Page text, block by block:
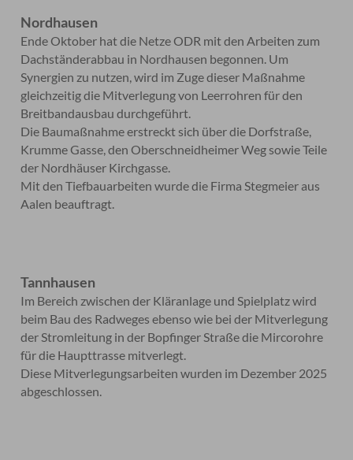
Nordhausen
Ende Oktober hat die Netze ODR mit den Arbeiten zum
Dachständerabbau in Nordhausen begonnen. Um
Synergien zu nutzen, wird im Zuge dieser Maßnahme
gleichzeitig die Mitverlegung von Leerrohren für den
Breitbandausbau durchgeführt.
Die Baumaßnahme erstreckt sich über die Dorfstraße,
Krumme Gasse, den Oberschneidheimer Weg sowie Teile
der Nordhäuser Kirchgasse.
Mit den Tiefbauarbeiten wurde die Firma Stegmeier aus
Aalen beauftragt.
Tannhausen
Im Bereich zwischen der Kläranlage und Spielplatz wird
beim Bau des Radweges ebenso wie bei der Mitverlegung
der Stromleitung in der Bopfinger Straße die Mircorohre
für die Haupttrasse mitverlegt.
Diese Mitverlegungsarbeiten wurden im Dezember 2025
abgeschlossen.